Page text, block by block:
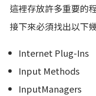
這裡存放許多重要的
接下來必須找出以下
Internet Plug-Ins
Input Methods
InputManagers